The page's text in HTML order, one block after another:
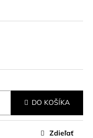
DO KOŠÍKA
Zdieľať